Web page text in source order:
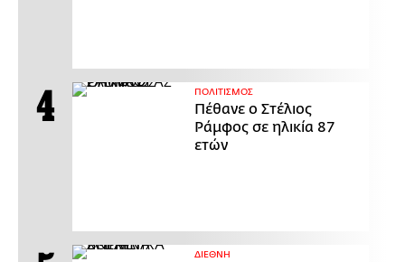
ΠΟΛΙΤΙΣΜΟΣ
Πέθανε ο Στέλιος
Ράμφος σε ηλικία 87
ετών
ΔΙΕΘΝΗ